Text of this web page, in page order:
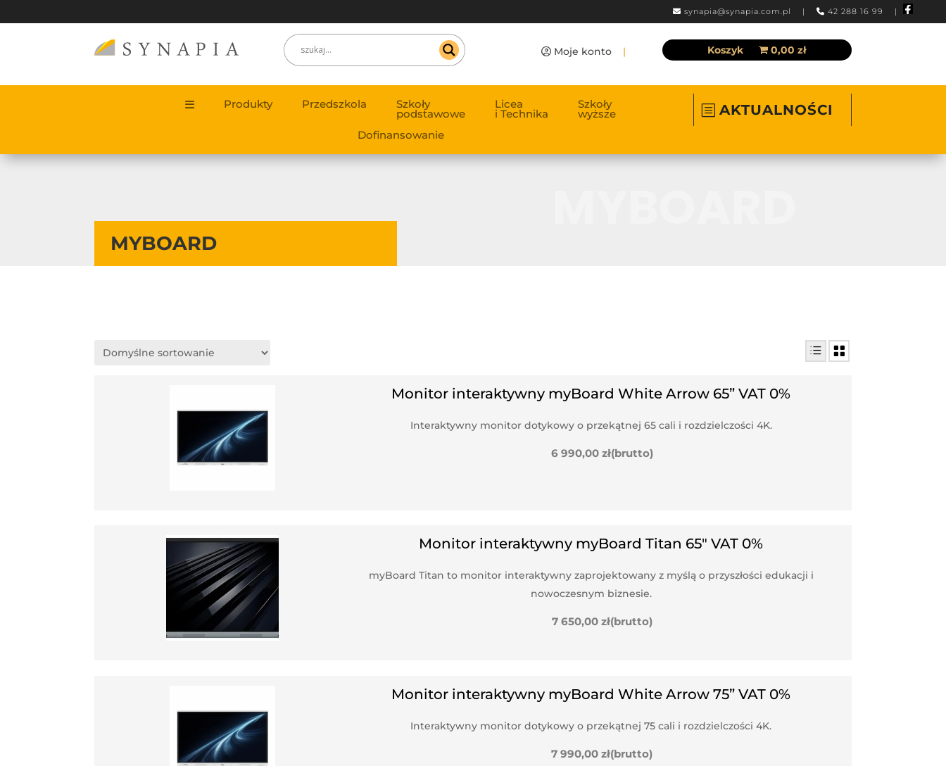
synapia@synapia.com.pl | 42 288 16 99 |
Moje konto | Koszyk 0,00 zł
Produkty Przedszkola Szkoły
podstawowe
Licea
i Technika
Szkoły
wyższe
Dofinansowanie
AKTUALNOŚCI
MYBOARD
Monitor interaktywny myBoard White Arrow 65” VAT 0%
Interaktywny monitor dotykowy o przekątnej 65 cali i rozdzielczości 4K.
6 990,00 zł(brutto)
Monitor interaktywny myBoard Titan 65″ VAT 0%
myBoard Titan to monitor interaktywny zaprojektowany z myślą o przyszłości edukacji i
nowoczesnym biznesie.
7 650,00 zł(brutto)
Monitor interaktywny myBoard White Arrow 75” VAT 0%
Interaktywny monitor dotykowy o przekątnej 75 cali i rozdzielczości 4K.
7 990,00zł(brutto)